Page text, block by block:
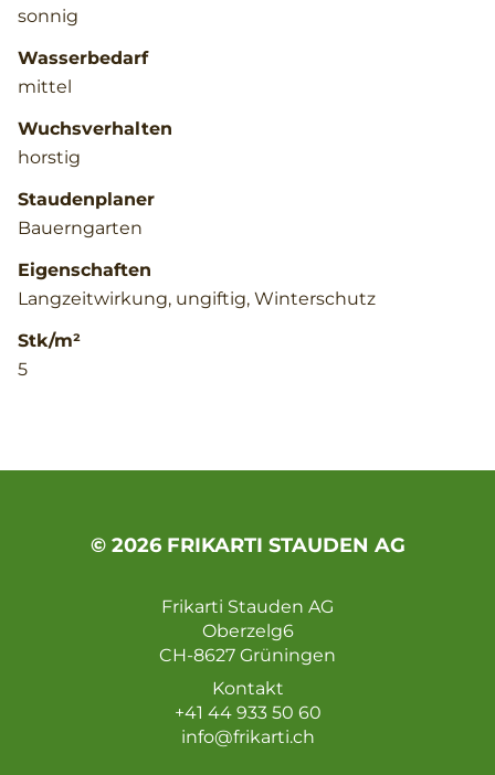
sonnig
Wasserbedarf
mittel
Wuchsverhalten
horstig
Staudenplaner
Bauerngarten
Eigenschaften
Langzeitwirkung, ungiftig, Winterschutz
Stk/m²
5
© 2026 FRIKARTI STAUDEN AG
Frikarti Stauden AG
Oberzelg6
CH-8627 Grüningen
Kontakt
+41 44 933 50 60
info@frikarti.ch